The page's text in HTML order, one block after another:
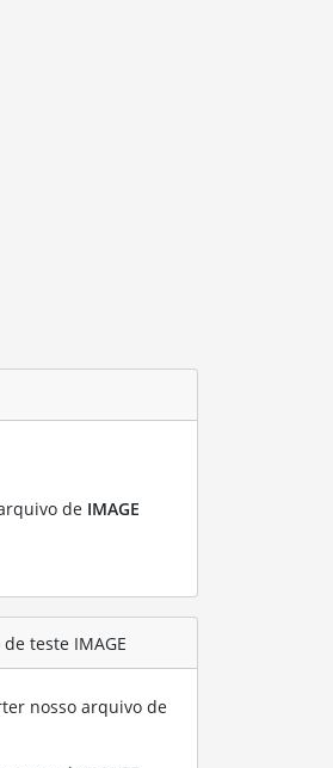
de IMAGE
teste IMAGE
nosso arquivo de